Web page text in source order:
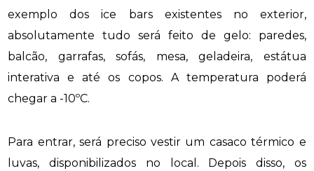
exemplo dosice barsexistentes no exterior,
absolutamente tudo será feito de gelo: paredes,
balcão, garrafas, sofás, mesa, geladeira, estátua
interativa e até os copos. A temperatura poderá
chegar a -10ºC.
Para entrar, será preciso vestir um casaco térmico e
luvas, disponibilizados no local. Depois disso, os